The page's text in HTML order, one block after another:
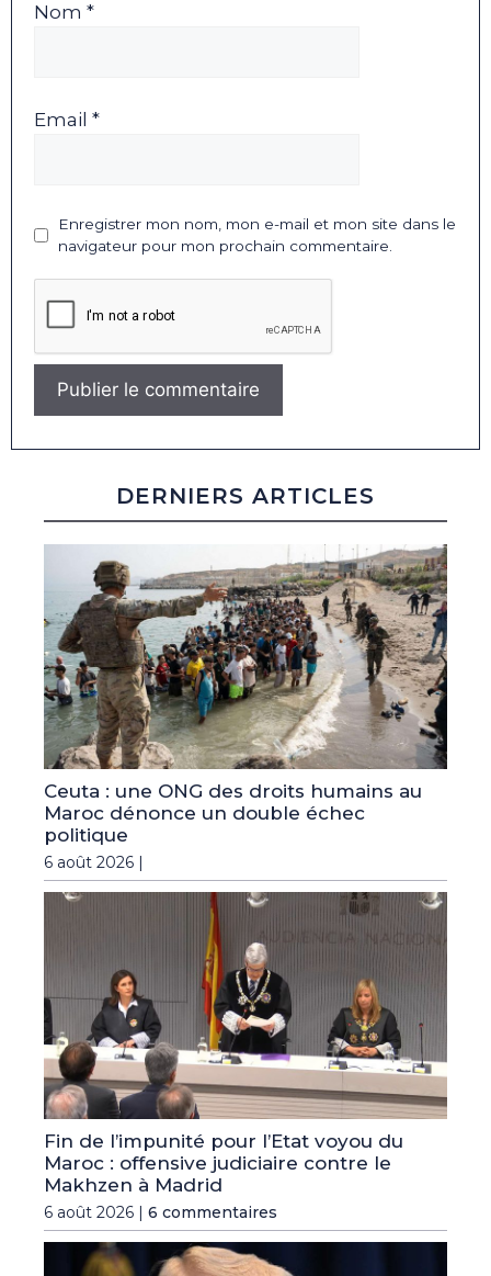
Nom *
Email *
Enregistrer mon nom, mon e-mail et mon site dans le
navigateur pour mon prochain commentaire.
DERNIERS ARTICLES
Ceuta : une ONG des droits humains au
Maroc dénonce un double échec
politique
6 août 2026 |
Fin de l’impunité pour l’Etat voyou du
Maroc : offensive judiciaire contre le
Makhzen à Madrid
6 août 2026 | 6 commentaires